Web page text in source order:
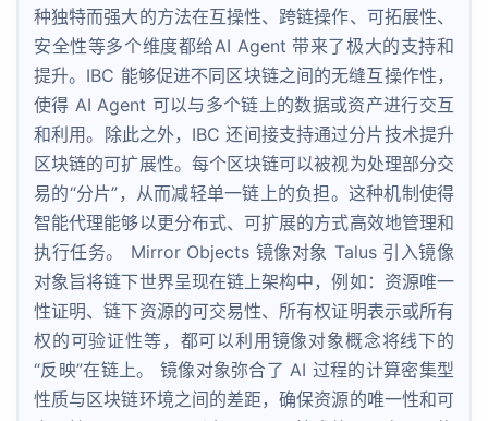
种独特而强大的方法在互操性、跨链操作、可拓展性、
安全性等多个维度都给AI Agent 带来了极大的支持和
提升。IBC 能够促进不同区块链之间的无缝互操作性，
使得 AI Agent 可以与多个链上的数据或资产进行交互
和利用。除此之外，IBC 还间接支持通过分片技术提升
区块链的可扩展性。每个区块链可以被视为处理部分交
易的“分片”，从而减轻单一链上的负担。这种机制使得
智能代理能够以更分布式、可扩展的方式高效地管理和
执行任务。 Mirror Objects 镜像对象 Talus 引入镜像
对象旨将链下世界呈现在链上架构中，例如：资源唯一
性证明、链下资源的可交易性、所有权证明表示或所有
权的可验证性等，都可以利用镜像对象概念将线下的
“反映”在链上。 镜像对象弥合了 AI 过程的计算密集型
性质与区块链环境之间的差距，确保资源的唯一性和可